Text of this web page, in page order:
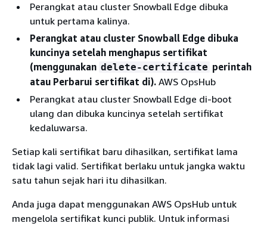
Perangkat atau cluster Snowball Edge dibuka
untuk pertama kalinya.
Perangkat atau cluster Snowball Edge dibuka
kuncinya setelah menghapus sertifikat
(menggunakan delete-certificate perintah
atau Perbarui sertifikat di). AWS OpsHub
Perangkat atau cluster Snowball Edge di-boot
ulang dan dibuka kuncinya setelah sertifikat
kedaluwarsa.
Setiap kali sertifikat baru dihasilkan, sertifikat lama
tidak lagi valid. Sertifikat berlaku untuk jangka waktu
satu tahun sejak hari itu dihasilkan.
Anda juga dapat menggunakan AWS OpsHub untuk
mengelola sertifikat kunci publik. Untuk informasi